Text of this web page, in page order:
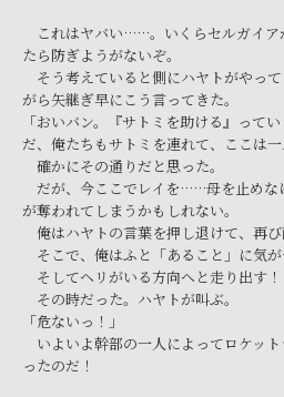
これはヤバい……。いくらセルガイア
たら防ぎようがないぞ。
そう考えていると側にハヤトがやっ
がら矢継ぎ早にこう言ってきた。
「おいバン。『サトミを助ける』って
だ、俺たちもサトミを連れて、ここは一
確かにその通りだと思った。
だが、今ここでレイを……母を止めな
が奪われてしまうかもしれない。
俺はハヤトの言葉を押し退けて、再び
そこで、俺はふと「あること」に気が
そしてヘリがいる方向へと走り出す！
その時だった。ハヤトが叫ぶ。
「危ないっ！」
いよいよ幹部の一人によってロケッ
ったのだ！